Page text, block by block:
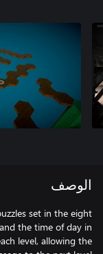
الوصف
set in the eight
the time of day in
level, allowing the